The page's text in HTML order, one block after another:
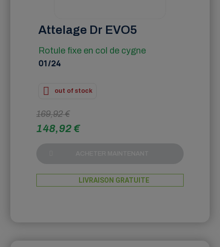
Attelage Dr EVO5
Rotule fixe en col de cygne
01/24
out of stock
169,92 €
148,92 €
LIVRAISON GRATUITE